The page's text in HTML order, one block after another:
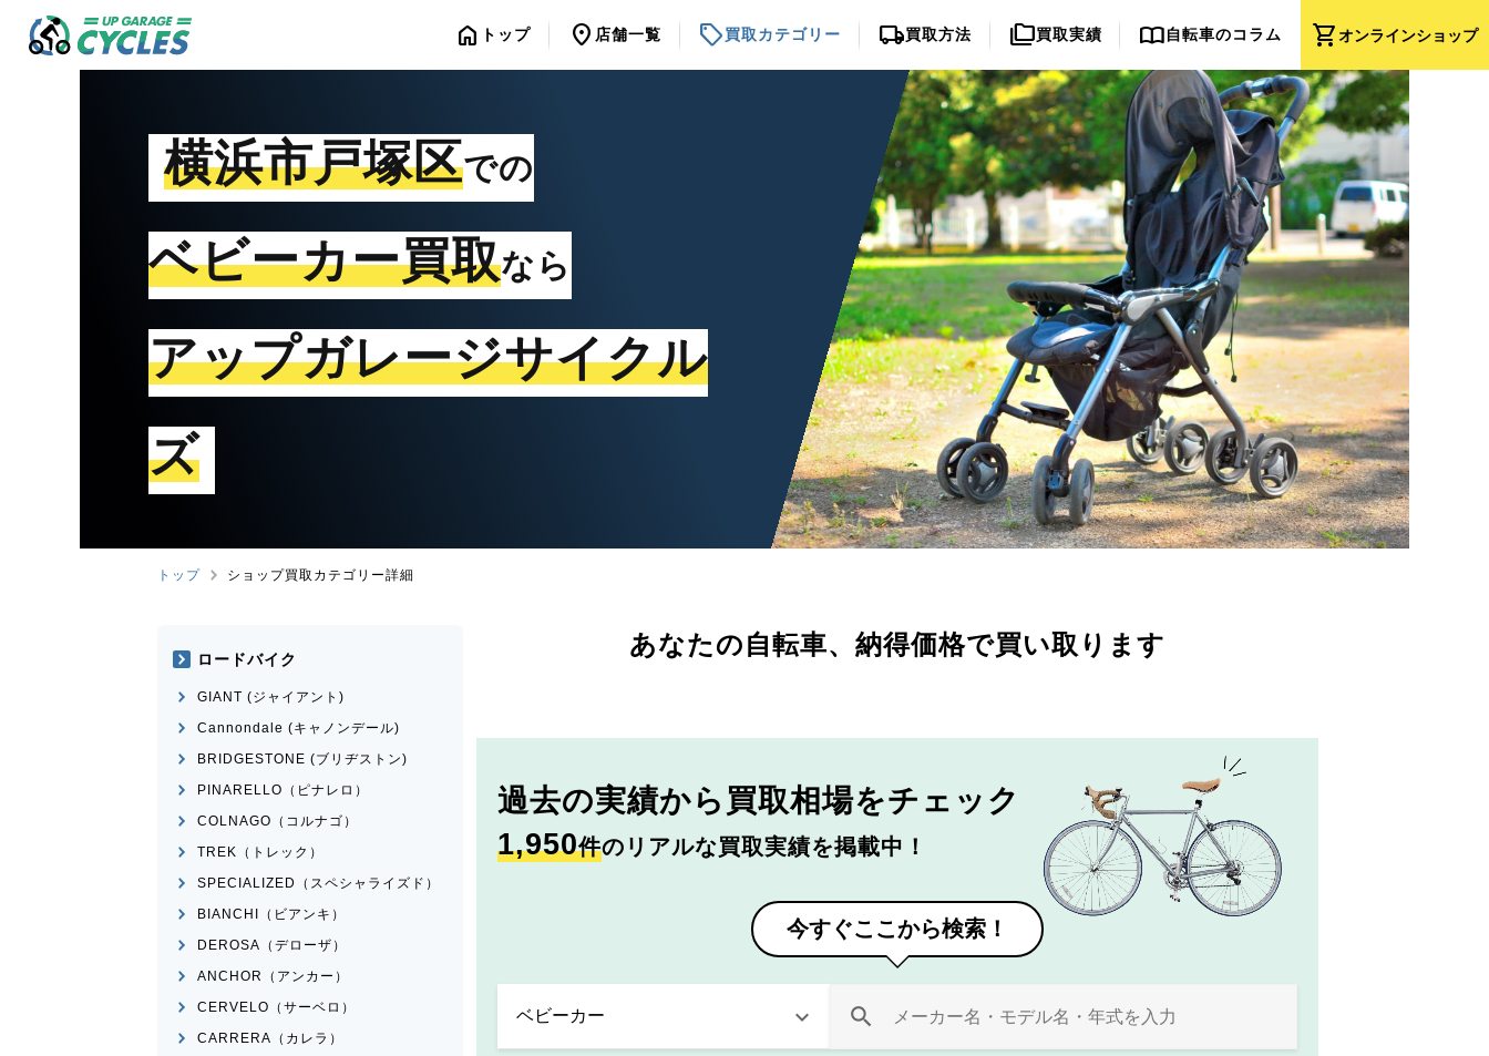
shopping_cartオンラインショップ
home トップ location_on 店舗一覧 sell買取カテゴリー local_shipping買取方法 folder_copy買取実績 import_contacts自転車のコラム
横浜市戸塚区での
ベビーカー買取なら
アップガレージサイクル
ズ
トップ ショップ買取カテゴリー詳細
あなたの自転車、 納得価格で買い取ります
過去の実績から 買取相場をチェック
1,950件のリアルな買取実績を掲載中！
今すぐここから検索！
ロードバイク
GIANT (ジャイアント)
Cannondale (キャノンデール)
BRIDGESTONE (ブリヂストン)
PINARELLO（ピナレロ）
COLNAGO（コルナゴ）
TREK（トレック）
SPECIALIZED（スペシャライズド）
BIANCHI（ビアンキ）
DEROSA（デローザ）
ANCHOR（アンカー）
CERVELO（サーベロ）
CARRERA（カレラ）